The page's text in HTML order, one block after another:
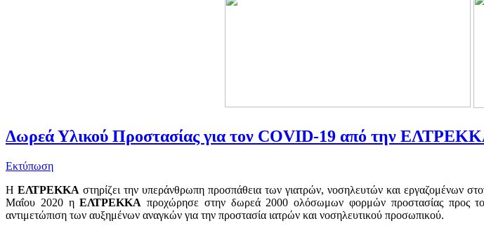
Δωρεά Υλικού Προστασίας για τον COVID-19 από την
Εκτύπωση
Η ΕΛΤΡΕΚΚΑ στηρίζει την υπεράνθρωπη προσπάθεια των γιατρών, νοσηλευτών και εργαζομένων
Μαΐου 2020 ηΕΛΤΡΕΚΚΑ προχώρησε στην δωρεά 2000 ολόσωμων φορμών προστασίας προς
αντιμετώπιση των αυξημένων αναγκών για την προστασία ιατρών και νοσηλευτικού προσωπικού.